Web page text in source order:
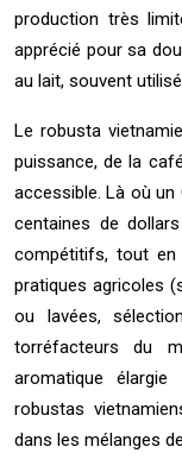
production très
apprécié pour sa
au lait, souvent
Le robusta
puissance, de la
accessible. Là où un
centaines de
compétitifs, tout en
pratiques agricoles
ou lavées,
torréfacteurs du
aromatique
robustas
dans les mélanges